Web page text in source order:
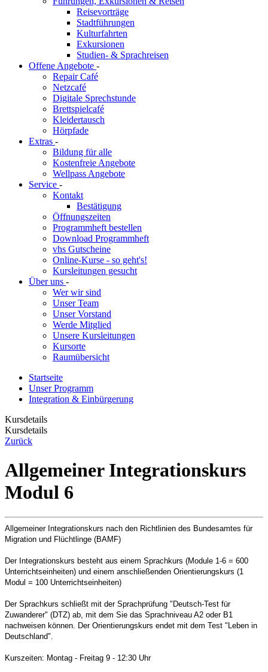
Reisevorträge
Stadtführungen
Kulturfahrten
Exkursionen
Studien- & Sprachreisen
Offene Angebote -
Repair Café
Netzcafé
Digitale Sprechstunde
Brettspielcafé
Kleidertausch
Hörpfade
Extras -
Bildung für alle
Kostenfreie Angebote
Wellpass Angebote
Service -
Kontakt
Bestätigung
Öffnungszeiten
Programmheft bestellen
Download Programmheft
vhs Gutscheine
Online-Kurse - so geht's!
Kursleitungen gesucht
Über uns -
Wer wir sind
Unser Team
Unser Vorstand
Werde Mitglied
Unsere Kursleitungen
Kursorte
Raumübersicht
Startseite
Unser Programm
Integration & Einbürgerung
Kursdetails
Kursdetails
Zurück
Allgemeiner Integrationskurs
Modul 6
Allgemeiner Integrationskurs nach den Richtlinien des Bundesamtes für
Migration und Flüchtlinge (BAMF)
Der Integrationskurs besteht aus einem Sprachkurs (Module 1-6 = 600
Unterrichtseinheiten) und einem anschließenden Orientierungskurs (1
Modul = 100 Unterrichtseinheiten)
Der Sprachkurs schließt mit der Sprachprüfung "Deutsch-Test für
Zuwanderer" (DTZ) ab, mit dem Sie das Sprachniveau A2 oder B1
nachweisen können. Der Orientierungskurs endet mit dem Test "Leben in
Deutschland".
Kurszeiten: Montag - Freitag 9 - 12:30 Uhr